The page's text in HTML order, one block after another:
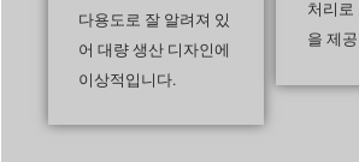
다용도로 잘 알려져 있
어 대량 생산 디자인에
이상적입니다.
처리로
을 제